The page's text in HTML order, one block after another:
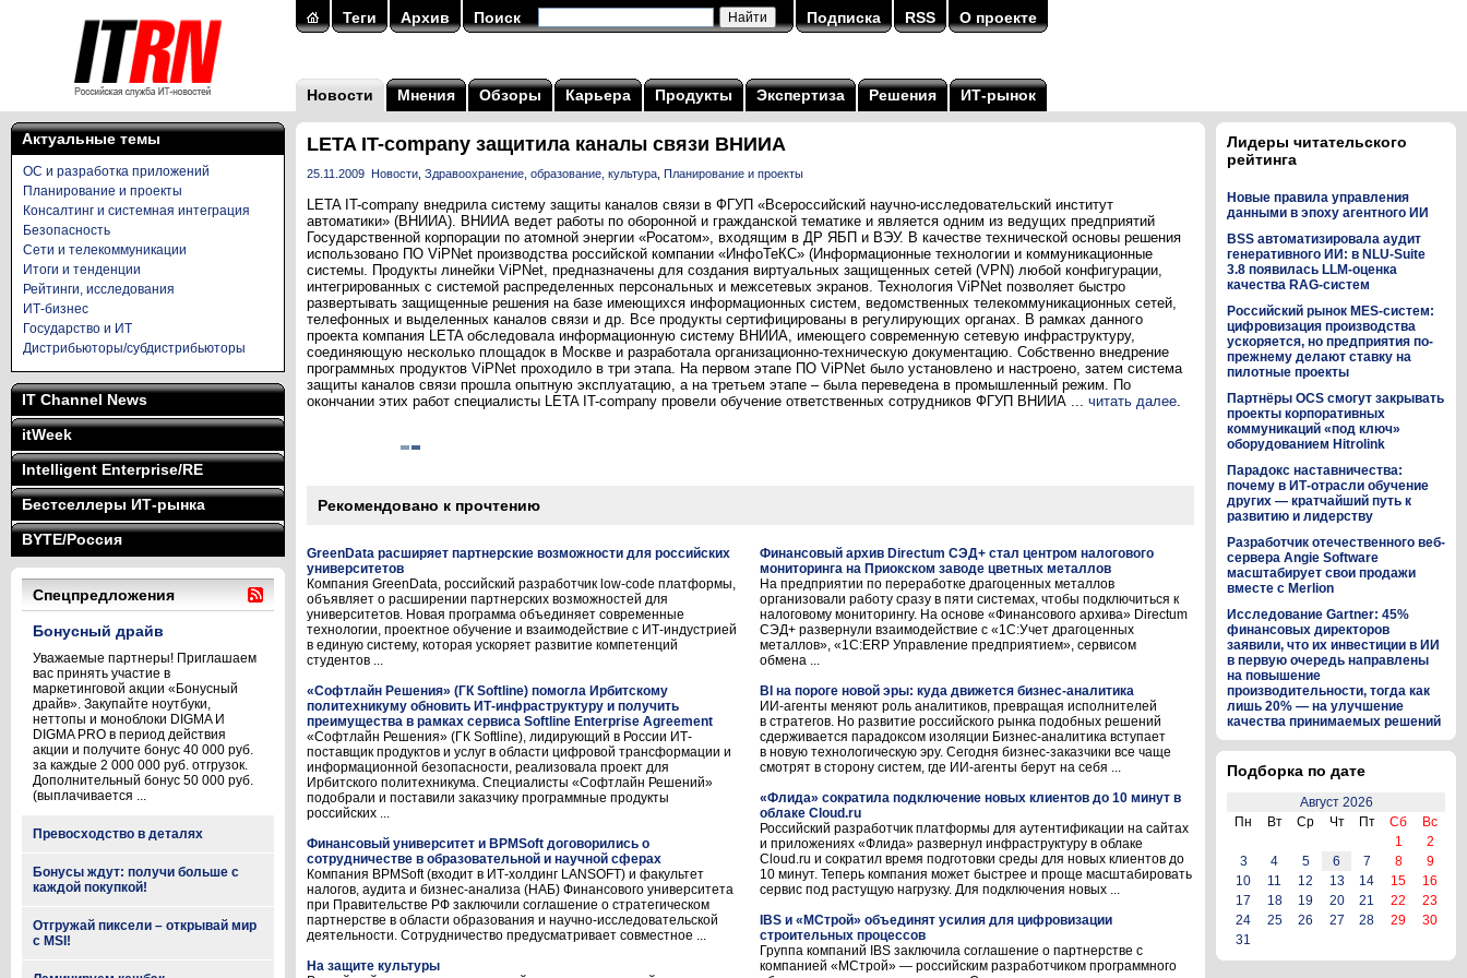
Теги Архив Поиск Подписка RSS О проекте
Новости Мнения Обзоры Карьера Продукты Экспертиза Решения ИТ-рынок
Актуальные темы
ОС и разработка приложений
Планирование и проекты
Консалтинг и системная интеграция
Безопасность
Сети и телекоммуникации
Итоги и тенденции
Рейтинги, исследования
ИТ-бизнес
Государство и ИТ
Дистрибьюторы/субдистрибьюторы
IT Channel News
itWeek
Intelligent Enterprise/RE
Бестселлеры ИТ-рынка
BYTE/Россия
Спецпредложения
Бонусный драйв
Уважаемые партнеры! Приглашаем
вас принять участие в
маркетинговой акции «Бонусный
драйв». Закупайте ноутбуки,
неттопы и моноблоки DIGMA И
DIGMA PRO в период действия
акции и получите бонус 40 000 руб.
за каждые 2 000 000 руб. отгрузок.
Дополнительный бонус 50 000 руб.
(выплачивается ...
Превосходство в деталях
Бонусы ждут: получи больше с
каждой покупкой!
Отгружай пиксели – открывай мир
с MSI!
LETA IT-company защитила каналы связи ВНИИА
25.11.2009 Новости Здравоохранение, образование, культура Планирование и проекты
LETA IT-company внедрила систему защиты каналов связи в ФГУП «Всероссийский научно-исследовательский институт
автоматики» (ВНИИА). ВНИИА ведет работы по оборонной и гражданской тематике и является одним из ведущих предприятий
Государственной корпорации по атомной энергии «Росатом», входящим в ДР ЯБП и ВЭУ. В качестве технической основы решения
использовано ПО ViPNet производства российской компании «ИнфоТеКС» (Информационные технологии и коммуникационные
системы. Продукты линейки ViPNet, предназначены для создания виртуальных защищенных сетей (VPN) любой конфигурации,
интегрированных с системой распределенных персональных и межсетевых экранов. Технология ViPNet позволяет быстро
развертывать защищенные решения на базе имеющихся информационных систем, ведомственных телекоммуникационных сетей,
телефонных и выделенных каналов связи и др. Все продукты сертифицированы в регулирующих органах. В рамках данного
проекта компания LETA обследовала информационную систему ВНИИА, имеющего современную сетевую инфраструктуру,
соединяющую несколько площадок в Москве и разработала организационно-техническую документацию. Собственно внедрение
программных продуктов ViPNet проходило в три этапа. На первом этапе ПО ViPNet было установлено и настроено, затем система
защиты каналов связи прошла опытную эксплуатацию, а на третьем этапе – была переведена в промышленный режим. По
окончании этих работ специалисты LETA IT-company провели обучение ответственных сотрудников ФГУП ВНИИА ... читать далее.
Рекомендовано к прочтению
GreenData расширяет партнерские возможности для российских
университетов
Компания GreenData, российский разработчик low-code платформы,
объявляет о расширении партнерских возможностей для
университетов. Новая программа объединяет современные
технологии, проектное обучение и взаимодействие с ИТ-индустрией
в единую систему, которая ускоряет развитие компетенций
студентов ...
«Софтлайн Решения» (ГК Softline) помогла Ирбитскому
политехникуму обновить ИТ-инфраструктуру и получить
преимущества в рамках сервиса Softline Enterprise Agreement
«Софтлайн Решения» (ГК Softline), лидирующий в России ИТ-
поставщик продуктов и услуг в области цифровой трансформации и
информационной безопасности, реализовала проект для
Ирбитского политехникума. Специалисты «Софтлайн Решений»
подобрали и поставили заказчику программные продукты
российских ...
Финансовый университет и BPMSoft договорились о
сотрудничестве в образовательной и научной сферах
Компания BPMSoft (входит в ИТ-холдинг LANSOFT) и факультет
налогов, аудита и бизнес-анализа (НАБ) Финансового университета
при Правительстве РФ заключили соглашение о стратегическом
партнерстве в области образования и научно-исследовательской
деятельности. Сотрудничество предусматривает совместное ...
На защите культуры
Финансовый архив Directum СЭД+ стал центром налогового
мониторинга на Приокском заводе цветных металлов
На предприятии по переработке драгоценных металлов
организовали работу сразу в пяти системах, чтобы подключиться к
налоговому мониторингу. На основе «Финансового архива» Directum
СЭД+ развернули взаимодействие с «1С:Учет драгоценных
металлов», «1С:ERP Управление предприятием», сервисом
обмена ...
BI на пороге новой эры: куда движется бизнес-аналитика
ИИ-агенты меняют роль аналитиков, превращая исполнителей
в стратегов. Но развитие российского рынка подобных решений
сдерживается парадоксом изоляции Бизнес-аналитика вступает
в новую технологическую эру. Сегодня бизнес-заказчики все чаще
смотрят в сторону систем, где ИИ-агенты берут на себя ...
«Флида» сократила подключение новых клиентов до 10 минут в
облаке Cloud.ru
Российский разработчик платформы для аутентификации на сайтах
и приложениях «Флида» развернул инфраструктуру в облаке
Cloud.ru и сократил время подготовки среды для новых клиентов до
10 минут. Теперь компания может быстрее и проще масштабировать
сервис под растущую нагрузку. Для подключения новых ...
IBS и «МСтрой» объединят усилия для цифровизации
строительных процессов
Группа компаний IBS заключила соглашение о партнерстве с
компанией «МСтрой» — российским разработчиком программного
Лидеры читательского
рейтинга
Новые правила управления
данными в эпоху агентного ИИ
BSS автоматизировала аудит
генеративного ИИ: в NLU-Suite
3.8 появилась LLM-оценка
качества RAG-систем
Российский рынок MES-систем:
цифровизация производства
ускоряется, но предприятия по-
прежнему делают ставку на
пилотные проекты
Партнёры OCS смогут закрывать
проекты корпоративных
коммуникаций «под ключ»
оборудованием Hitrolink
Парадокс наставничества:
почему в ИТ-отрасли обучение
других — кратчайший путь к
развитию и лидерству
Разработчик отечественного веб-
сервера Angie Software
масштабирует свои продажи
вместе с Merlion
Исследование Gartner: 45%
финансовых директоров
заявили, что их инвестиции в ИИ
в первую очередь направлены
на повышение
производительности, тогда как
лишь 20% — на улучшение
качества принимаемых решений
Подборка по дате
Август 2026
Пн
Вт Ср Чт Пт Сб
Вс
1
2
3
4 5 6 7 8
9
10
11 12 13 14 15
16
17
18 19 20 21 22
23
24
25 26 27 28 29
30
31